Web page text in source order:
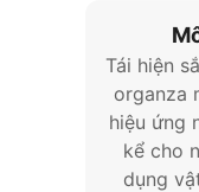
Tái hiện
organza
hiệu ứng
kể cho
dụng